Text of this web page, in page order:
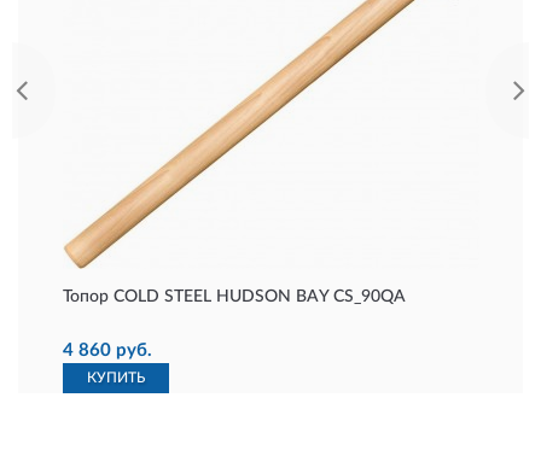
Топор COLD STEEL HUDSON BAY CS_90QA
4 860 руб.
КУПИТЬ